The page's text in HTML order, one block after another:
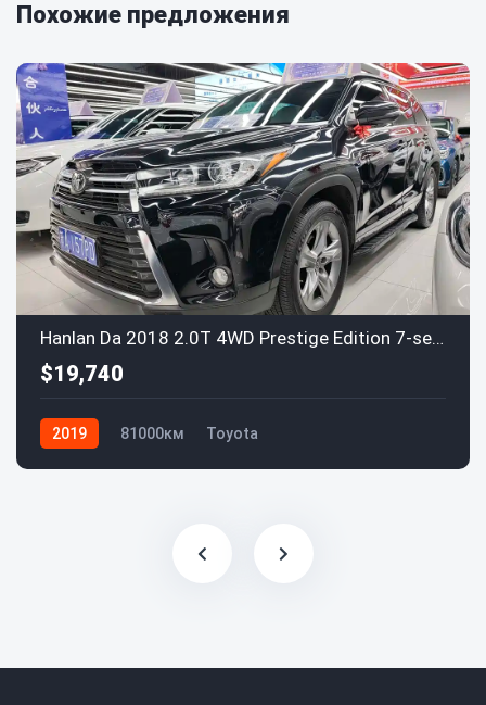
Похожие предложения
Hanlan Da 2018 2.0T 4WD Prestige Edition 7-seater National V
$19,740
2019 81000км Toyota